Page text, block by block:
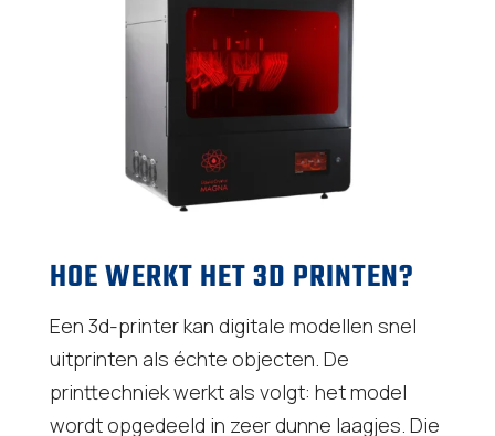
HOE WERKT HET 3D PRINTEN?
Een 3d-printer kan digitale modellen snel
uitprinten als échte objecten. De
printtechniek werkt als volgt: het model
wordt opgedeeld in zeer dunne laagjes. Die